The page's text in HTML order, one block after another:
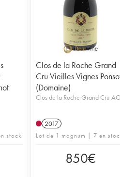
stock
Clos de la Roche Grand
Cru Vieilles Vignes
(Domaine)
Clos de la Roche Grand Cru
2017
Lot de 1 magnum | 7 en
850€